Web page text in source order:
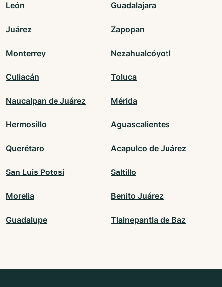
León Guadalajara
Juárez Zapopan
Monterrey Nezahualcóyotl
Culiacán Toluca
Naucalpan de Juárez Mérida
Hermosillo Aguascalientes
Querétaro Acapulco de Juárez
San Luis Potosí Saltillo
Morelia Benito Juárez
Guadalupe Tlalnepantla de Baz